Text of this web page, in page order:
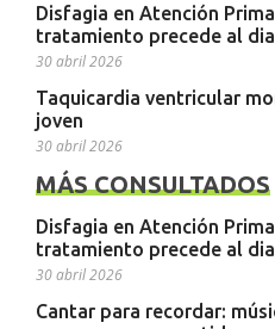
Disfagia en Atención
tratamiento precede al
30 abril 2026
Taquicardia ventricular
joven
30 abril 2026
MÁS CONSULTADOS
Disfagia en Atención
tratamiento precede al
30 abril 2026
Cantar para recordar: